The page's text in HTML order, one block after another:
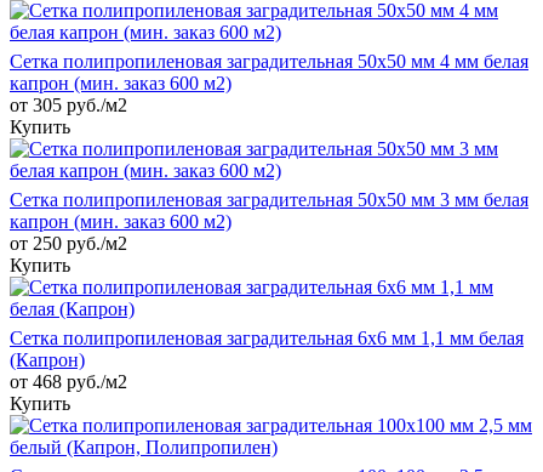
Сетка полипропиленовая заградительная 50х50 мм 4 мм белая
капрон (мин. заказ 600 м2)
от 305 руб./м2
Купить
Сетка полипропиленовая заградительная 50х50 мм 3 мм белая
капрон (мин. заказ 600 м2)
от 250 руб./м2
Купить
Сетка полипропиленовая заградительная 6х6 мм 1,1 мм белая
(Капрон)
от 468 руб./м2
Купить